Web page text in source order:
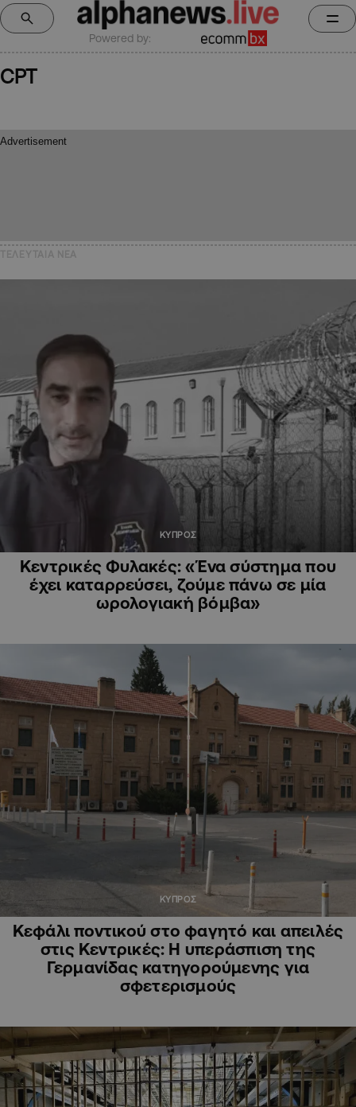
Powered by:
CPT
ΚΥΠΡΟΣ
Κεντρικές Φυλακές: «Ένα σύστημα που
έχει καταρρεύσει, ζούμε πάνω σε μία
ωρολογιακή βόμβα»
ΚΥΠΡΟΣ
Κεφάλι ποντικού στο φαγητό και απειλές
στις Κεντρικές: Η υπεράσπιση της
Γερμανίδας κατηγορούμενης για
σφετερισμούς